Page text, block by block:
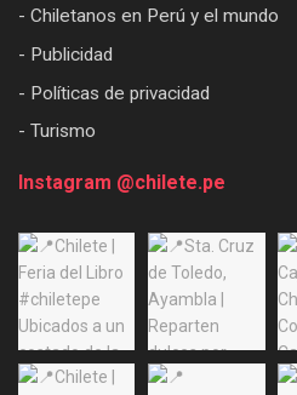
- Chiletanos en Perú y el mundo
- Publicidad
- Políticas de privacidad
- Turismo
Instagram @chilete.pe